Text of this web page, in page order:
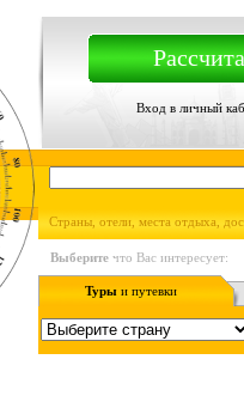
Вход в личный
Страны, отели, места отдыха,
Выберите что Вас интересует:
Туры и путевки